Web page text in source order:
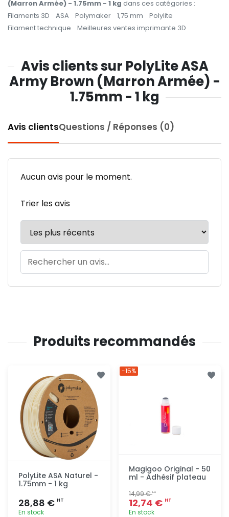
(Marron Armée) - 1.75mm - 1 kg dans ces catégories :
Filaments 3D
ASA Polymaker 1,75 mm
Polylite
Filament technique
Meilleures ventes imprimante 3D
Avis clients sur PolyLite ASA
Army Brown (Marron Armée) -
1.75mm - 1 kg
Avis clientsQuestions / Réponses (0)
Aucun avis pour le moment.
Trier les avis
Produits recommandés
PolyLite ASA Naturel -
1.75mm - 1 kg
28,88 € HT
En stock
Magigoo Original - 50
ml - Adhésif plateau
14,99 €HT
12,74 € HT
En stock
-15%